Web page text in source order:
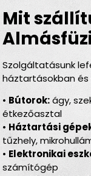
Mit
Szolgáltatásunk
háztartásokban és
• Bútorok:ágy,
étkezőasztal
• Háztartási
tűzhely,
• Elektronikai
számítógép